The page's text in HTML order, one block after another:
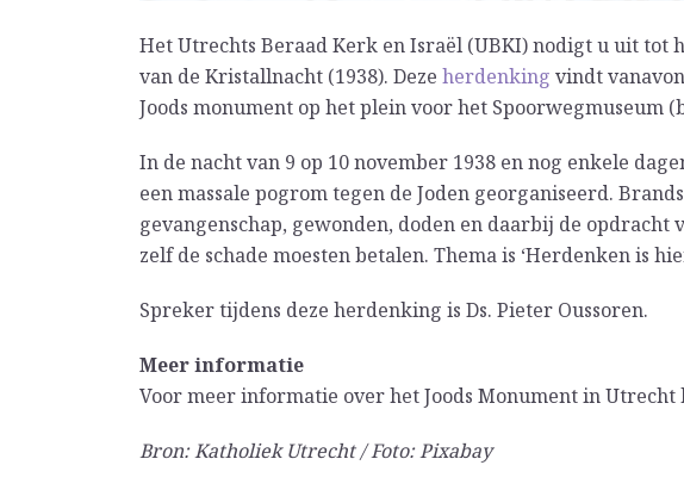
Het Utrechts Beraad Kerk en Israël (UBKI) nodigt u uit tot
van de Kristallnacht (1938). Deze herdenking vindt
Joods monument op het plein voor het Spoorwegmuseum
In de nacht van 9 op 10 november 1938 en nog enkele
een massale pogrom tegen de Joden georganiseerd.
gevangenschap, gewonden, doden en daarbij de opdracht
zelf de schade moesten betalen. Thema is ‘Herdenken is
Spreker tijdens deze herdenking is Ds. Pieter Oussoren.
Meer informatie
Voor meer informatie over het Joods Monument in
Bron: Katholiek Utrecht / Foto: Pixabay